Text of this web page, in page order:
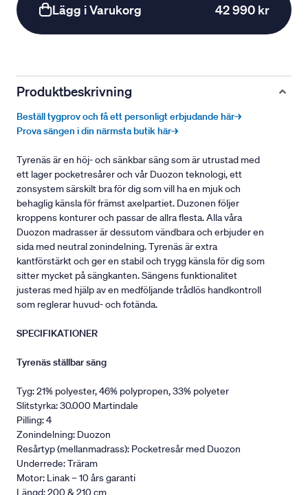
Lägg i Varukorg 42 990 kr
Produktbeskrivning
Beställ tygprov och få ett personligt erbjudande här→
Prova sängen i din närmsta butik här→
Tyrenäs är en höj- och sänkbar säng som är utrustad med
ett lager pocketresårer och vår Duozon teknologi, ett
zonsystem särskilt bra för dig som vill ha en mjuk och
behaglig känsla för främst axelpartiet. Duzonen följer
kroppens konturer och passar de allra flesta. Alla våra
Duozon madrasser är dessutom vändbara och erbjuder en
sida med neutral zonindelning. Tyrenäs är extra
kantförstärkt och ger en stabil och trygg känsla för dig som
sitter mycket på sängkanten. Sängens funktionalitet
justeras med hjälp av en medföljande trådlös handkontroll
som reglerar huvud- och fotända.
SPECIFIKATIONER
Tyrenäs ställbar säng
Tyg: 21% polyester, 46% polypropen, 33% polyeter
Slitstyrka: 30.000 Martindale
Pilling: 4
Zonindelning: Duozon
Resårtyp (mellanmadrass): Pocketresår med Duozon
Underrede: Träram
Motor: Linak – 10 års garanti
Längd: 200 & 210 cm